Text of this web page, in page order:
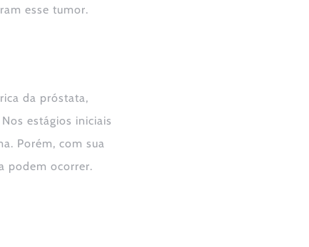
esse tumor.
da próstata,
estágios iniciais
Porém, com sua
podem ocorrer.